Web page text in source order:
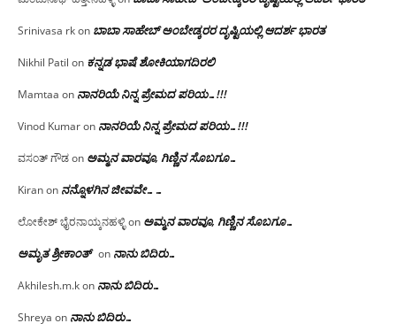
Srinivasa rkon ಬಾಬಾ ಸಾಹೇಬ್ ಅಂಬೇಡ್ಕರರ ದೃಷ್ಟಿಯಲ್ಲಿ ಆದರ್ಶ ಭಾರತ
Nikhil Patil on ಕನ್ನಡ ಭಾಷೆ ಶೋಕಿಯಾಗದಿರಲಿ
Mamtaa on ನಾನರಿಯೆ ನಿನ್ನ ಪ್ರೇಮದ ಪರಿಯ…!!!
Vinod Kumaron ನಾನರಿಯೆ ನಿನ್ನ ಪ್ರೇಮದ ಪರಿಯ…!!!
ವಸಂತ್ ಗೌಡon ಅಮ್ಮನ ವಾರವೂ, ಗಿಣ್ಣಿನ ಸೊಬಗೂ…
Kiranon ನನ್ನೊಳಗಿನ ಜೀವವೇ……
ಲೋಕೇಶ್ ಭೈರನಾಯ್ಕನಹಳ್ಳಿon ಅಮ್ಮನ ವಾರವೂ, ಗಿಣ್ಣಿನ ಸೊಬಗೂ…
ಅಮೃತ ಶ್ರೀಕಾಂತ್ on ನಾನು ಬಿದಿರು…
Akhilesh.m.kon ನಾನು ಬಿದಿರು…
Shreya on ನಾನು ಬಿದಿರು…